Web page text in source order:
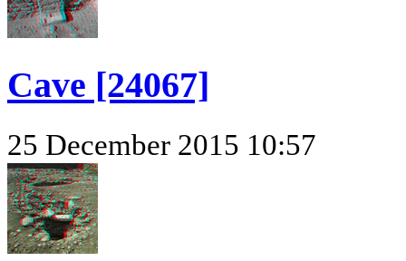
Cave [24067]
25 December 2015 10:57